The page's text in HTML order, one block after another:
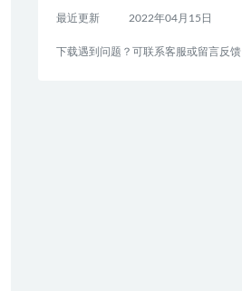
最近更新 2022年04月15日
下载遇到问题？可联系客服或留言反馈